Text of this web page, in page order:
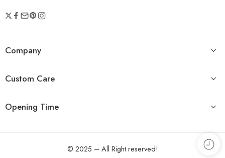
Company
Custom Care
Opening Time
© 2025 – All Right reserved!